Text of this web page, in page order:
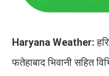
Haryana Weather:
फतेहाबाद भिवानी सहित